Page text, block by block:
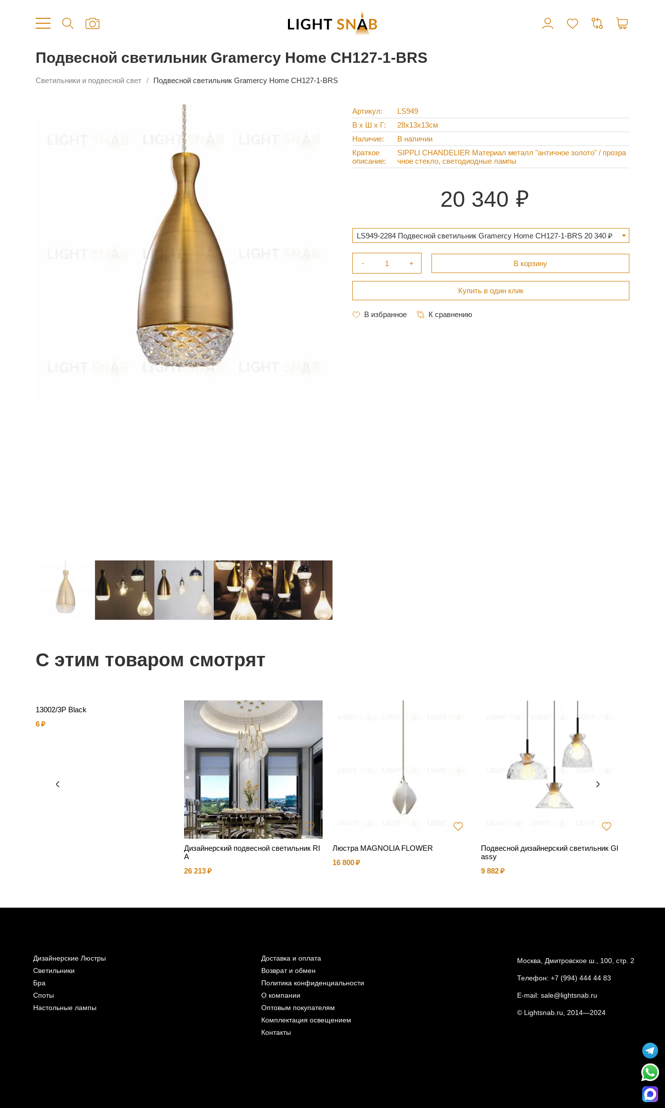
Подвесной светильник Gramercy Home CH127-1-BRS
Светильники и подвесной свет Подвесной светильник Gramercy Home CH127-1-BRS
Артикул
LS949
В х Ш х Г
28x13x13см
Наличие
В наличии
Краткое
описание
SIPPLI CHANDELIER Материал металл "античное золото" / прозра
чное стекло, светодиодные лампы
20 340
LS949-2284 Подвесной светильник Gramercy Home CH127-1-BRS 20 340 ₽
С этим товаром смотрят
13002/3P Black
6
Дизайнерский подвесной светильник RI
A
26 213
Люстра MAGNOLIA FLOWER
16 800
Подвесной дизайнерский светильник Gl
assy
9 882
Дизайнерские Люстры
Светильники
Бра
Споты
Настольные лампы
Доставка и оплата
Возврат и обмен
Политика конфиденциальности
О компании
Оптовым покупателям
Комплектация освещением
Контакты
Москва, Дмитровское ш., 100, стр. 2
Телефон: +7 (994) 444 44 83
E-mail: sale@lightsnab.ru
© Lightsnab.ru, 2014—2024